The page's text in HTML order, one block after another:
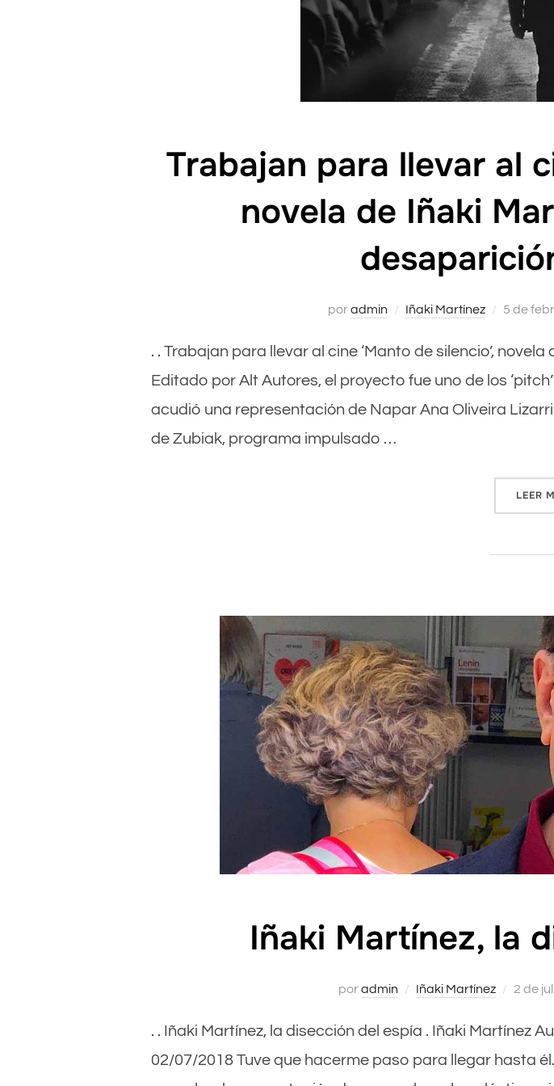
Trabajan para llevar al
novela de Iñaki
poradmin Iñaki Martínez 5 de
. . Trabajan para llevar al cine ‘Manto de silencio’,
Editado por Alt Autores, el proyecto fue uno de los
acudió una representación de Napar Ana Oliveira
de Zubiak, programa impulsado …
LEER
Iñaki Martínez, la
poradmin Iñaki Martínez 2 de
. . Iñaki Martínez, la disección del espía . Iñaki Martínez
02/07/2018 Tuve que hacerme paso para llegar hasta